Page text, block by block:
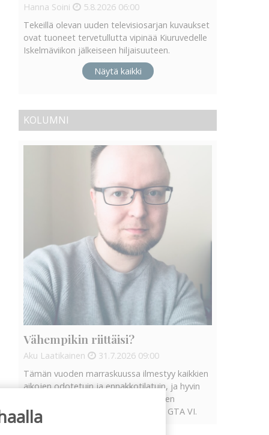
Hanna Soini 5.8.2026 06:00
Tekeillä olevan uuden televisiosarjan kuvaukset
ovat tuoneet tervetullutta vipinää Kiuruvedelle
Iskelmäviikon jälkeiseen hiljaisuuteen.
Näytä kaikki
KOLUMNI
Vähempikin riittäisi?
Aku Laatikainen 31.7.2026 09:00
Tämän vuoden marraskuussa ilmestyy kaikkien
aikojen odotetuin ja ennakkotilatuin, ja hyvin
todennäköisesti myös kaikkien aikojen
myydyimmäksi videopeliksi nouseva GTA VI.